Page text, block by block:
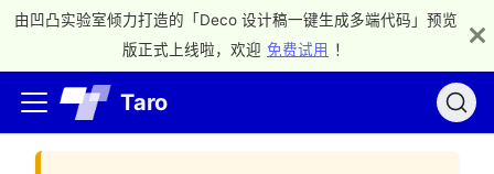
由凹凸实验室倾力打造的「Deco 设计稿一键生成多端代码」预览
版正式上线啦，欢迎 免费试用 ！
Taro